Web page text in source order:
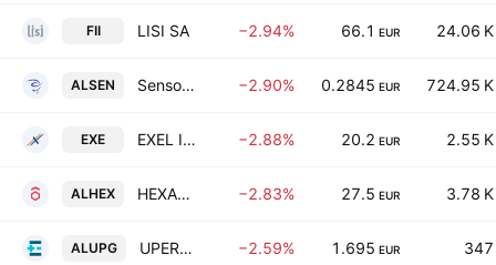
FII LISI SA −2.94% 66.1 EUR 24.06 K
ALSEN Sensorion SAS −2.90% 0.2845 EUR 724.95 K
EXE EXEL Industries SA −2.88% 20.2 EUR 2.55 K
ALHEX HEXAOM SA −2.83% 27.5 EUR 3.78 K
ALUPG UPERGY SA −2.59% 1.695 EUR 347